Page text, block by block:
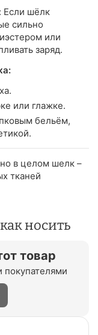
Если шёлк
сильно
или
заряд.
или глажке.
бельём,
в целом шелк –
тканей
носить
товар
покупателями